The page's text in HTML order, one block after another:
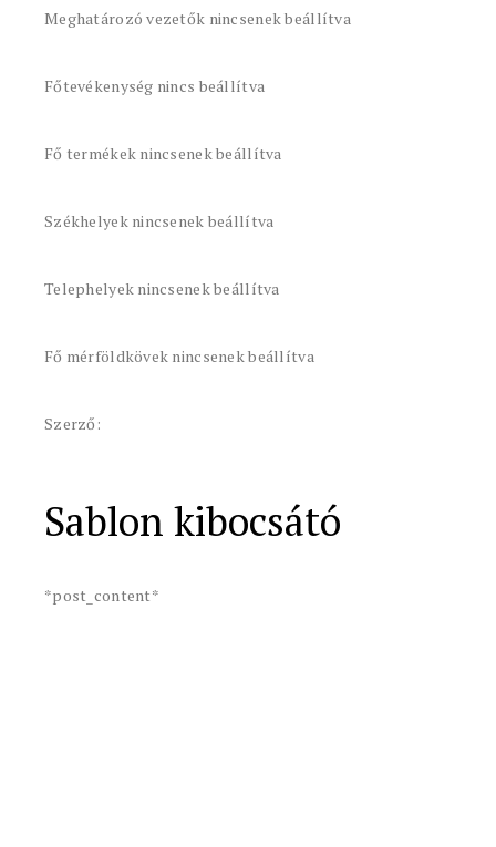
Meghatározó vezetők nincsenek beállítva
Főtevékenység nincs beállítva
Fő termékek nincsenek beállítva
Székhelyek nincsenek beállítva
Telephelyek nincsenek beállítva
Fő mérföldkövek nincsenek beállítva
Szerző:
Sablon kibocsátó
*post_content*